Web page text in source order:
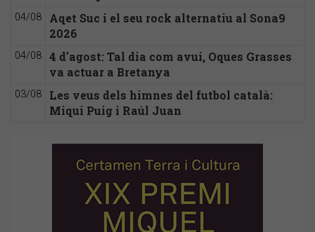
04/08
Aqet Suc i el seu rock alternatiu al Sona9
2026
04/08
4 d'agost: Tal dia com avui, Oques Grasses
va actuar a Bretanya
03/08
Les veus dels himnes del futbol català:
Miqui Puig i Raúl Juan